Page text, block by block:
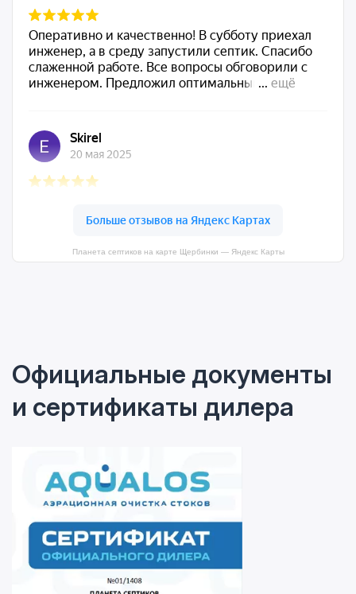
Планета септиков на карте Щербинки — Яндекс Карты
Официальные документы
и сертификаты дилера